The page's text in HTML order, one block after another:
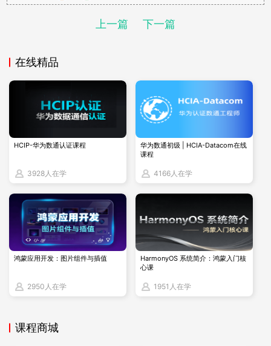
3.系统学习：
按照课程大纲，系统地学习各个模块的知识。博睿谷·博
和项目实践等多个环节，帮助考生全面掌握所需技能。
4.模拟考试：
利用博睿谷·博睿慕课平台提供的模拟考试功能，进行实
战演练。模拟考试可以帮助考生熟悉考试环境，检验学
习成果，并发现自身的不足之处。
根据模拟考试的结果，针对性地查漏补缺。可以回顾相
关课程内容，加强薄弱环节的学习，或者寻求博睿谷·博
睿慕课平台上的辅导和支持。
6.参加RHCA考试：
当自认为已经准备好后，可以报名参加RHCA的考试。
完成。
成功通过所有RHCA考试后，将获得红帽认证架构师
上一篇 下一篇
在线精品
HCIP-华为数通认证课程
3928人在学
华为数通初级 | HCIA-Datacom在线
课程
4166人在学
鸿蒙应用开发：图片组件与插值
2950人在学
HarmonyOS 系统简介：鸿蒙入门核
心课
1951人在学
课程商城